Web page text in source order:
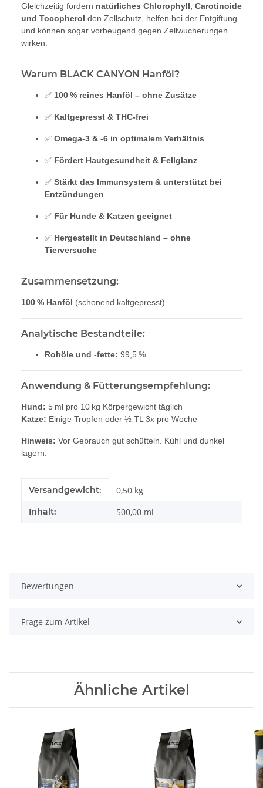
Gleichzeitig fördern natürliches Chlorophyll, Carotinoide
und Tocopherol den Zellschutz, helfen bei der Entgiftung
und können sogar vorbeugend gegen Zellwucherungen
wirken.
Warum BLACK CANYON Hanföl?
✅ 100 % reines Hanföl – ohne Zusätze
✅ Kaltgepresst & THC-frei
✅ Omega-3 & -6 in optimalem Verhältnis
✅ Fördert Hautgesundheit & Fellglanz
✅ Stärkt das Immunsystem & unterstützt bei
Entzündungen
✅ Für Hunde & Katzen geeignet
✅ Hergestellt in Deutschland – ohne
Tierversuche
Zusammensetzung:
100 % Hanföl (schonend kaltgepresst)
Analytische Bestandteile:
Rohöle und -fette: 99,5 %
Anwendung & Fütterungsempfehlung:
Hund: 5 ml pro 10 kg Körpergewicht täglich
Katze: Einige Tropfen oder ½ TL 3x pro Woche
Hinweis: Vor Gebrauch gut schütteln. Kühl und dunkel
lagern.
Produkteigenschaft
Wert
Versandgewicht: 0,50 kg
Inhalt: 500,00 ml
Bewertungen
Frage zum Artikel
Ähnliche Artikel